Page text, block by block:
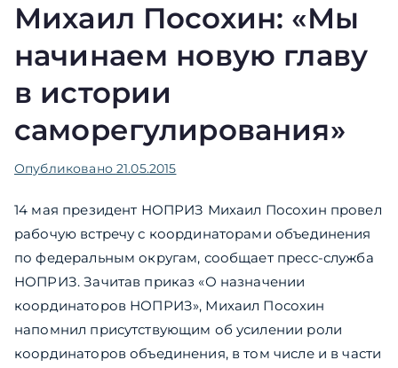
Михаил Посохин: «Мы
начинаем новую главу
в истории
саморегулирования»
Опубликовано 21.05.2015
14 мая президент НОПРИЗ Михаил Посохин провел
рабочую встречу с координаторами объединения
по федеральным округам, сообщает пресс-служба
НОПРИЗ. Зачитав приказ «О назначении
координаторов НОПРИЗ», Михаил Посохин
напомнил присутствующим об усилении роли
координаторов объединения, в том числе и в части